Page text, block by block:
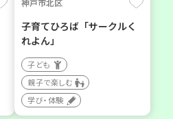
神戸市北区
子育てひろば「サークルく
れよん」
子ども
親子で楽しむ
学び・体験